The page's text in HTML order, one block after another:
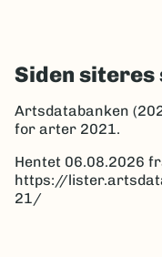
Siden siteres
Artsdatabanken
for arter 2021.
Hentet 06.08.2026
https://
21/